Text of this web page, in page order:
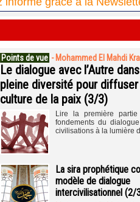
Points de vue - Mohammed El Mahdi
Le dialogue avec l’Autre
pleine diversité pour
culture de la paix (3/3)
Lire la première
fondements du
civilisations à la lumière
La sira prophétique
modèle de dialogue
intercivilisationnel (2/